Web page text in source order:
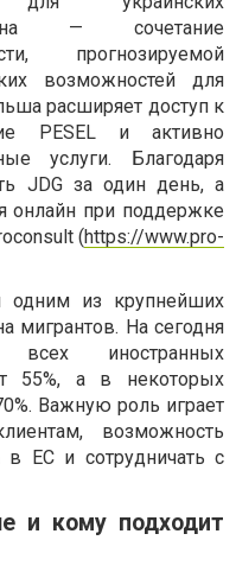
— сочетание
прогнозируемой
возможностей для
расширяет доступ к
PESEL и активно
услуги. Благодаря
JDG за один день, а
онлайн при поддержке
(https://www.pro-
одним из крупнейших
мигрантов. На сегодня
иностранных
55%, а в некоторых
Важную роль играет
возможность
в ЕС и сотрудничать с
и кому подходит